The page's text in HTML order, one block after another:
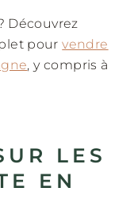
Découvrez
pourvendre
, y compris à
LES
EN